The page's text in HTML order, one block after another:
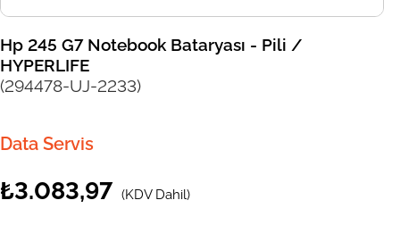
Hp 245 G7 Notebook Bataryası - Pili /
HYPERLIFE
(294478-UJ-2233)
Data Servis
₺3.083,97 (KDV Dahil)